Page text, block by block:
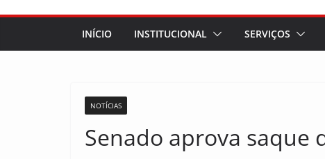
INÍCIO INSTITUCIONAL SERVIÇOS
NOTÍCIAS
Senado aprova saque